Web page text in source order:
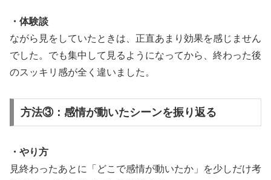
・体験談
ながら見をしていたときは、正直あまり効果を感じません
でした。でも集中して見るようになってから、終わった後
のスッキリ感が全く違いました。
方法③：感情が動いたシーンを振り返る
・やり方
見終わったあとに「どこで感情が動いたか」を少しだけ考